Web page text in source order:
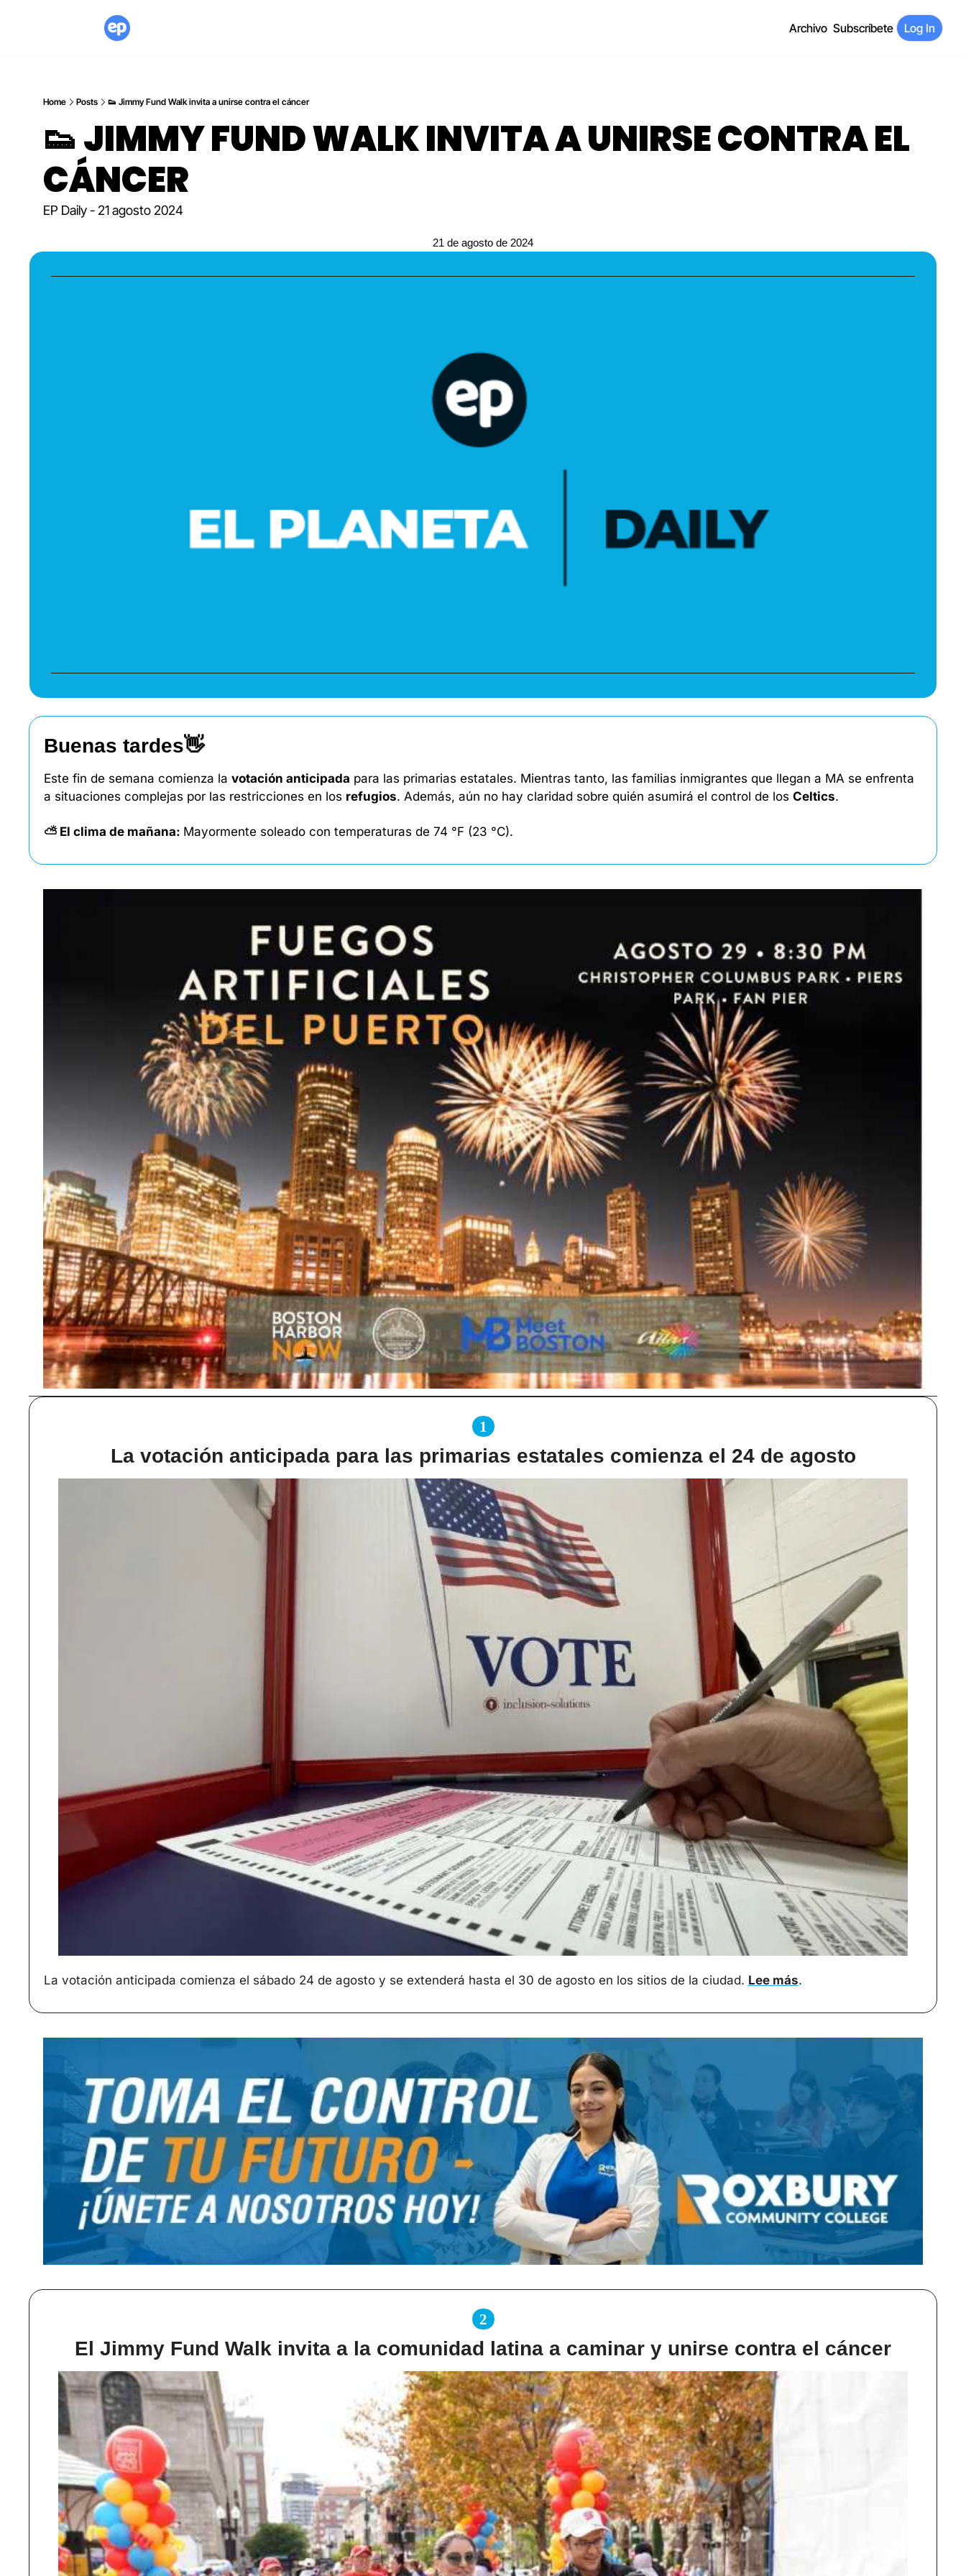
Archivo Subscríbete Log In
Home Posts 👟 Jimmy Fund Walk invita a unirse contra el cáncer
👟 JIMMY FUND WALK INVITA A UNIRSE CONTRA EL
CÁNCER
EP Daily - 21 agosto 2024
21 de agosto de 2024
Buenas tardes👋
Este fin de semana comienza la votación anticipada para las primarias estatales. Mientras tanto, las familias inmigrantes que llegan a MA se enfrenta
a situaciones complejas por las restricciones en los refugios. Además, aún no hay claridad sobre quién asumirá el control de los Celtics.
⛅ El clima de mañana: Mayormente soleado con temperaturas de 74 °F (23 °C).
1
La votación anticipada para las primarias estatales comienza el 24 de agosto
La votación anticipada comienza el sábado 24 de agosto y se extenderá hasta el 30 de agosto en los sitios de la ciudad. Lee más.
2
El Jimmy Fund Walk invita a la comunidad latina a caminar y unirse contra el cáncer